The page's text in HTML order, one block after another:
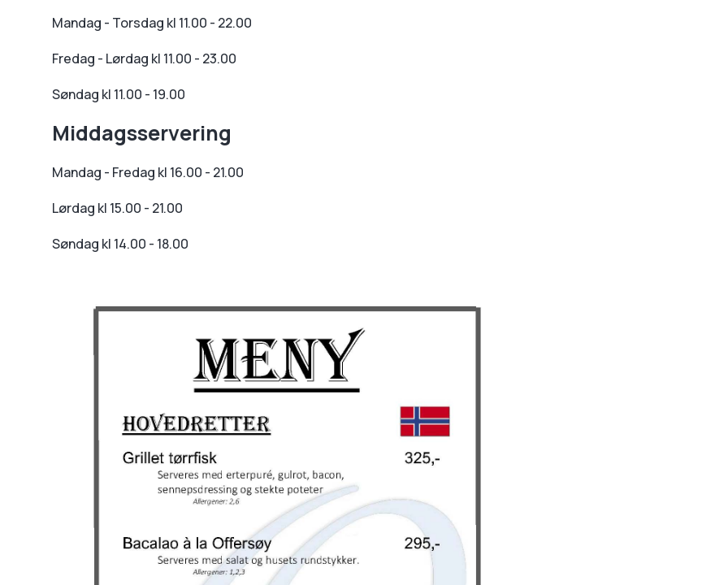
Mandag - Torsdag kl 11.00 - 22.00
Fredag - Lørdag kl 11.00 - 23.00
Søndag kl 11.00 - 19.00
Middagsservering
Mandag - Fredag kl 16.00 - 21.00
Lørdag kl 15.00 - 21.00
Søndag kl 14.00 - 18.00